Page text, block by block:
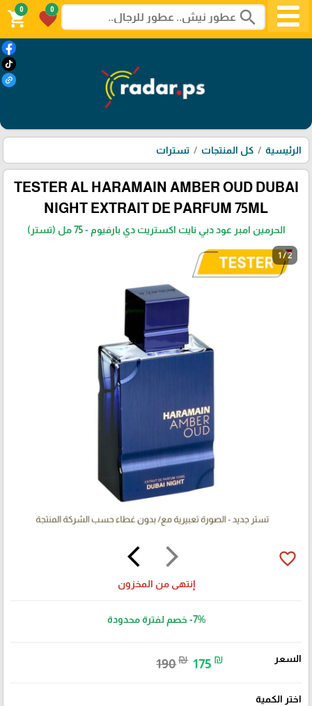
search
0
favorite
0
shopping_cart
الرئيسية كل المنتجات تسترات
TESTER AL HARAMAIN AMBER OUD DUBAI
NIGHT EXTRAIT DE PARFUM 75ML
الحرمين امبر عود دبي نايت اكستريت دي بارفيوم - 75 مل (تستر)
1 / 2
arrow_forward_ios
arrow_back_ios favorite_border
إنتهى من المخزون
-7% خصم لفترة محدودة
السعر 190₪ 175 ₪
اختر الكمية